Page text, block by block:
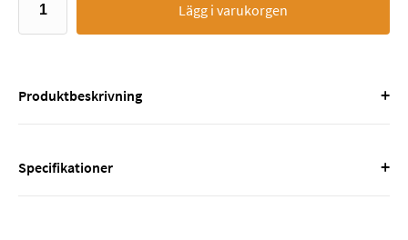
Lägg i varukorgen
Produktbeskrivning +
Specifikationer +